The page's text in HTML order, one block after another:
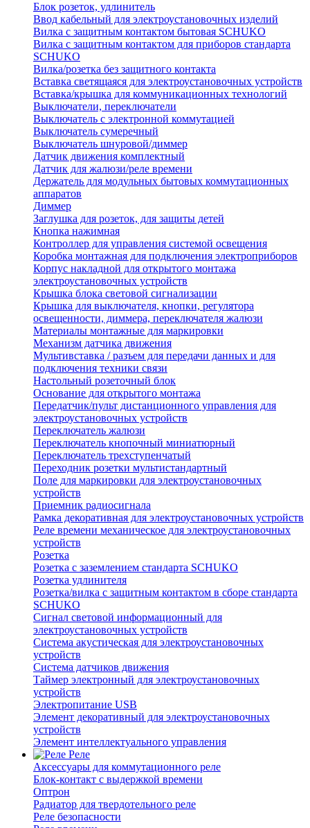
Блок розеток, удлинитель
Ввод кабельный для электроустановочных изделий
Вилка с защитным контактом бытовая SCHUKO
Вилка с защитным контактом для приборов стандарта
SCHUKO
Вилка/розетка без защитного контакта
Вставка светящаяся для электроустановочных устройств
Вставка/крышка для коммуникационных технологий
Выключатели, переключатели
Выключатель с электронной коммутацией
Выключатель сумеречный
Выключатель шнуровой/диммер
Датчик движения комплектный
Датчик для жалюзи/реле времени
Держатель для модульных бытовых коммутационных
аппаратов
Диммер
Заглушка для розеток, для защиты детей
Кнопка нажимная
Контроллер для управления системой освещения
Коробка монтажная для подключения электроприборов
Корпус накладной для открытого монтажа
электроустановочных устройств
Крышка блока световой сигнализации
Крышка для выключателя, кнопки, регулятора
освещенности, диммера, переключателя жалюзи
Материалы монтажные для маркировки
Механизм датчика движения
Мультивставка / разъем для передачи данных и для
подключения техники связи
Настольный розеточный блок
Основание для открытого монтажа
Передатчик/пульт дистанционного управления для
электроустановочных устройств
Переключатель жалюзи
Переключатель кнопочный миниатюрный
Переключатель трехступенчатый
Переходник розетки мультистандартный
Поле для маркировки для электроустановочных
устройств
Приемник радиосигнала
Рамка декоративная для электроустановочных устройств
Реле времени механическое для электроустановочных
устройств
Розетка
Розетка с заземлением стандарта SCHUKO
Розетка удлинителя
Розетка/вилка с защитным контактом в сборе стандарта
SCHUKO
Сигнал световой информационный для
электроустановочных устройств
Система акустическая для электроустановочных
устройств
Система датчиков движения
Таймер электронный для электроустановочных
устройств
Электропитание USB
Элемент декоративный для электроустановочных
устройств
Элемент интеллектуального управления
Реле
Аксессуары для коммутационного реле
Блок-контакт с выдержкой времени
Оптрон
Радиатор для твердотельного реле
Реле безопасности